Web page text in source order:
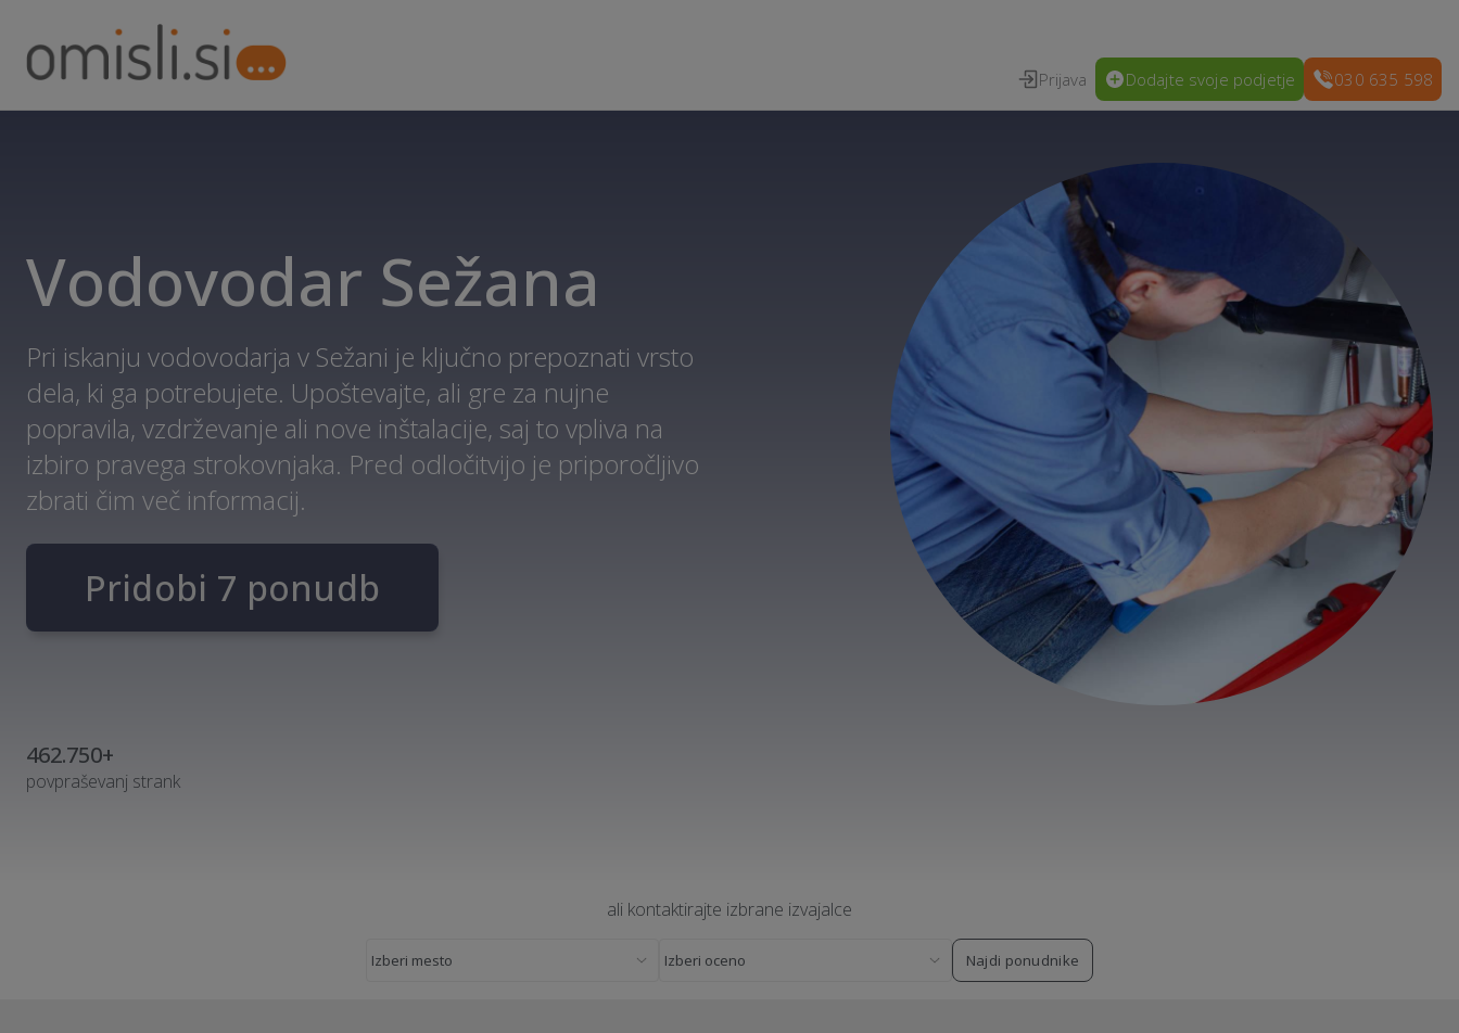
Prijava Dodajte svoje podjetje 030 635 598
Vodovodar Sežana
Pri iskanju vodovodarja v Sežani je ključno prepoznati vrsto
dela, ki ga potrebujete. Upoštevajte, ali gre za nujne
popravila, vzdrževanje ali nove inštalacije, saj to vpliva na
izbiro pravega strokovnjaka. Pred odločitvijo je priporočljivo
zbrati čim več informacij.
Pridobi 7 ponudb
462.750+
povpraševanj strank
ali kontaktirajte izbrane izvajalce
Najdi ponudnike